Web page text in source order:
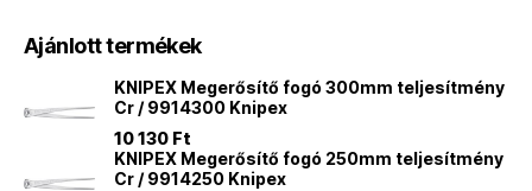
Ajánlott termékek
KNIPEX Megerősítő fogó 300mm teljesítmény
Cr / 9914300 Knipex
10 130 Ft
KNIPEX Megerősítő fogó 250mm teljesítmény
Cr / 9914250 Knipex